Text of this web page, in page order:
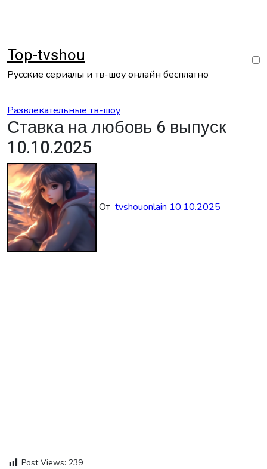
Top-tvshou
Русские сериалы и тв-шоу онлайн бесплатно
Развлекательные тв-шоу
Ставка на любовь 6 выпуск
10.10.2025
От tvshouonlain 10.10.2025
Post Views: 239